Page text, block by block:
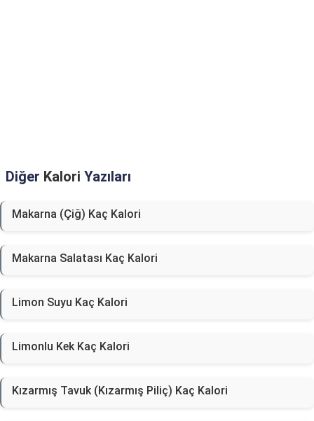
Diğer Kalori Yazıları
Makarna (Çiğ) Kaç Kalori
Makarna Salatası Kaç Kalori
Limon Suyu Kaç Kalori
Limonlu Kek Kaç Kalori
Kızarmış Tavuk (Kızarmış Piliç) Kaç Kalori